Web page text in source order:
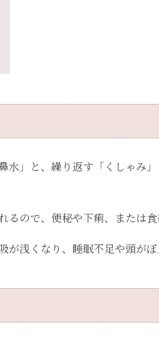
水」と、繰り返す「くしゃみ
るので、便秘や下痢、または食
が浅くなり、睡眠不足や頭が